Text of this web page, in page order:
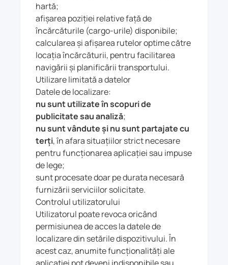
hartă;
afișarea poziției relative față de
încărcăturile (cargo-urile) disponibile;
calcularea și afișarea rutelor optime către
locația încărcăturii, pentru facilitarea
navigării și planificării transportului.
Utilizare limitată a datelor
Datele de localizare:
nu sunt utilizate în scopuri de
publicitate sau analiză;
nu sunt vândute și nu sunt partajate cu
terți, în afara situațiilor strict necesare
pentru funcționarea aplicației sau impuse
de lege;
sunt procesate doar pe durata necesară
furnizării serviciilor solicitate.
Controlul utilizatorului
Utilizatorul poate revoca oricând
permisiunea de acces la datele de
localizare din setările dispozitivului. În
acest caz, anumite funcționalități ale